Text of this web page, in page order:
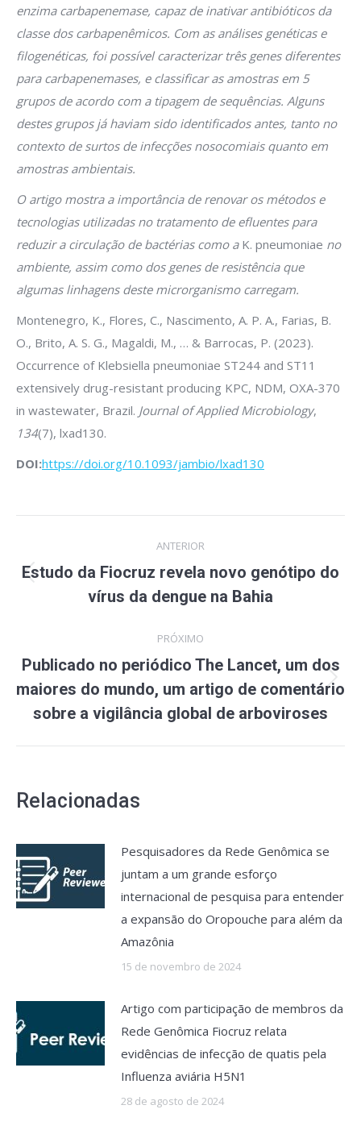
enzima carbapenemase, capaz de inativar antibióticos da
classe dos carbapenêmicos. Com as análises genéticas e
filogenéticas, foi possível caracterizar três genes diferentes
para carbapenemases, e classificar as amostras em 5
grupos de acordo com a tipagem de sequências. Alguns
destes grupos já haviam sido identificados antes, tanto no
contexto de surtos de infecções nosocomiais quanto em
amostras ambientais.
O artigo mostra a importância de renovar os métodos e
tecnologias utilizadas no tratamento de efluentes para
reduzir a circulação de bactérias como a K. pneumoniae no
ambiente, assim como dos genes de resistência que
algumas linhagens deste microrganismo carregam.
Montenegro, K., Flores, C., Nascimento, A. P. A., Farias, B.
O., Brito, A. S. G., Magaldi, M., … & Barrocas, P. (2023).
Occurrence of Klebsiella pneumoniae ST244 and ST11
extensively drug-resistant producing KPC, NDM, OXA-370
in wastewater, Brazil. Journal of Applied Microbiology,
134(7), lxad130.
DOI:https://doi.org/10.1093/jambio/lxad130
de
ANTERIOR
Post
anterior:
Estudo da Fiocruz revela novo genótipo do
vírus da dengue na Bahia
PRÓXIMO
Próximo
post:
Publicado no periódico The Lancet, um dos
maiores do mundo, um artigo de comentário
sobre a vigilância global de arboviroses
Relacionadas
Pesquisadores da Rede Genômica se
juntam a um grande esforço
internacional de pesquisa para entender
a expansão do Oropouche para além da
Amazônia
15 de novembro de 2024
Artigo com participação de membros da
Rede Genômica Fiocruz relata
evidências de infecção de quatis pela
Influenza aviária H5N1
28 de agosto de 2024